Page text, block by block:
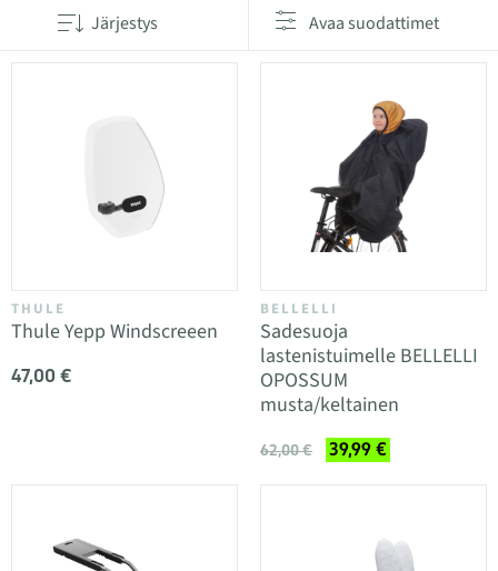
Järjestys Avaa suodattimet
THULE
Thule Yepp Windscreeen
47,00 €
BELLELLI
Sadesuoja
lastenistuimelle BELLELLI
OPOSSUM
musta/keltainen
62,00 € 39,99 €